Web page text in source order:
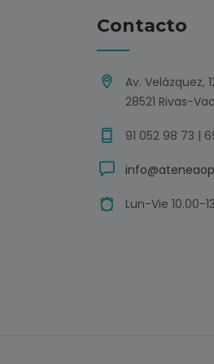
Contacto
Av. Velázquez,
28521 Rivas-
91 052 98 73 |
Lun-Vie 10.00-